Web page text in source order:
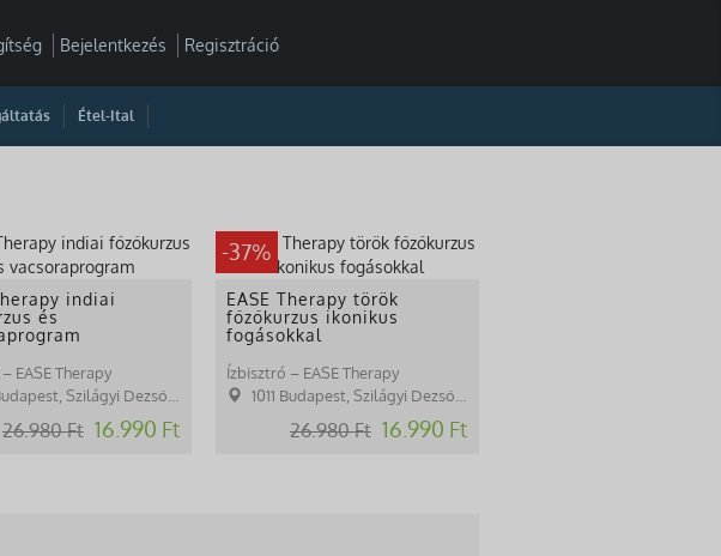
Bejelentkezés Regisztráció
Étel-Ital
indiai
és
EASE Therapy
Szilágyi Dezső tér 1.
26.980 Ft 16.990 Ft
-37%
EASE Therapy török
főzőkurzus ikonikus
fogásokkal
Ízbisztró – EASE Therapy
1011 Budapest, Szilágyi Dezső tér 1.
26.980 Ft 16.990 Ft